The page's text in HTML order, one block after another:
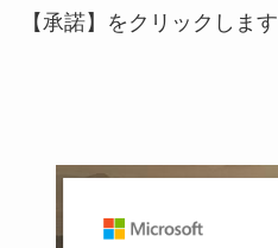
【承諾】をクリックします